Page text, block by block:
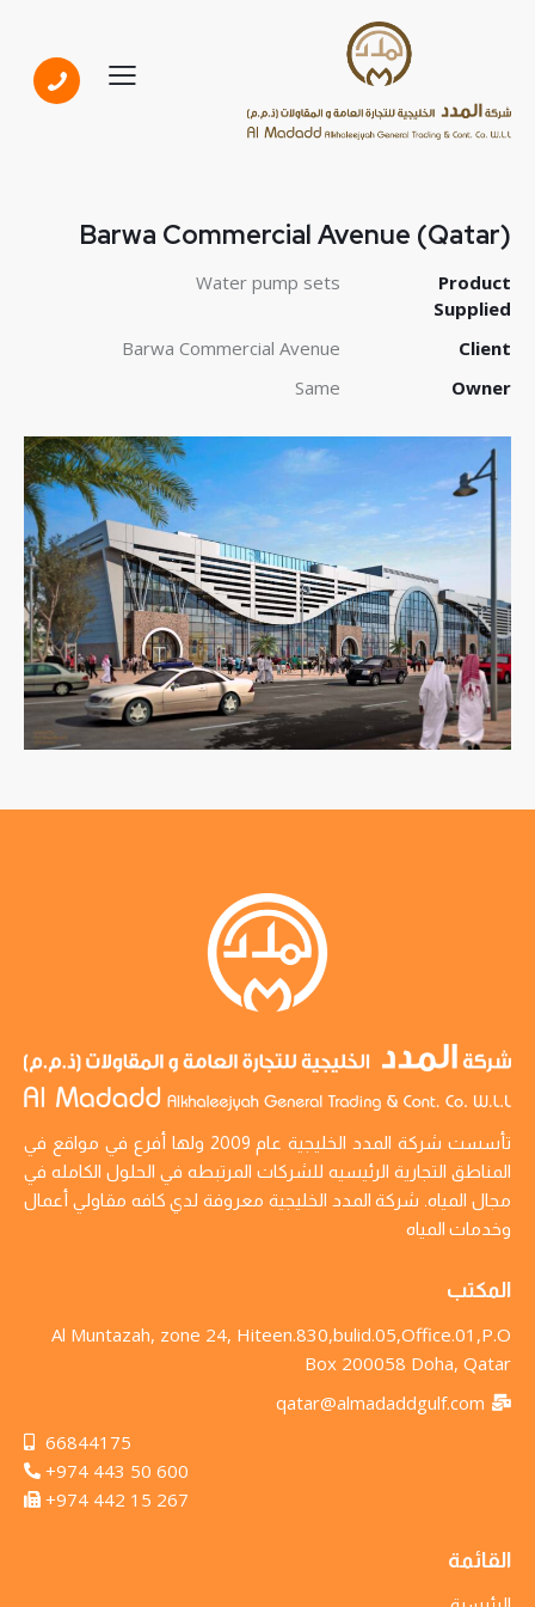
Barwa Commercial Avenue (Qatar)
Product
Supplied
Water pump sets
Client
Barwa Commercial Avenue
Owner
Same
تأسست شركة المدد الخليجية عام 2009 ولها أفرع في مواقع في
المناطق التجارية الرئيسيه للشركات المرتبطه في الحلول الكامله في
مجال المياه. شركة المدد الخليجية معروفة لدي كافه مقاولي أعمال
وخدمات المياه
المكتب
Al Muntazah, zone 24, Hiteen.830,bulid.05,Office.01,P.O
Box 200058 Doha, Qatar
qatar@almadaddgulf.com
66844175
+974 443 50 600
+974 442 15 267
القائمة